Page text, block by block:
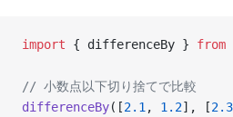
import { differenceBy } from
// 小数点以下切り捨てで比較
differenceBy([2.1 , 1.2], [2.3